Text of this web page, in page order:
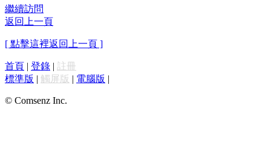
繼續訪問
返回上一頁
[ 點擊這裡返回上一頁 ]
首頁 | 登錄 | 註冊
標準版 | 觸屏版 | 電腦版 |
© Comsenz Inc.